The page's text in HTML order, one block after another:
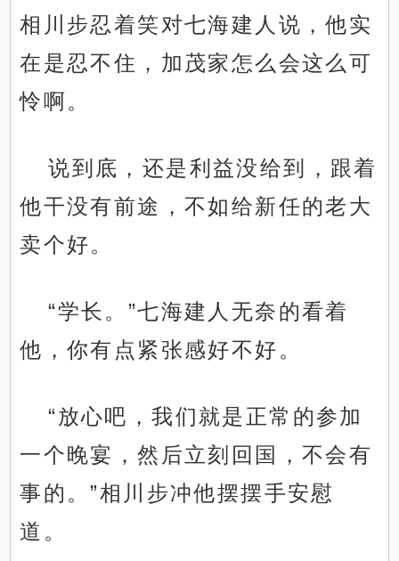
相川步忍着笑对七海建人说，他实
在是忍不住，加茂家怎么会这么可
怜啊。
说到底，还是利益没给到，跟着
他干没有前途，不如给新任的老大
卖个好。
“学长。”七海建人无奈的看着
他，你有点紧张感好不好。
“放心吧，我们就是正常的参加
一个晚宴，然后立刻回国，不会有
事的。”相川步冲他摆摆手安慰
道。